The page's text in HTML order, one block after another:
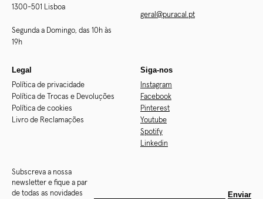
1300-501 Lisboa
Segunda a Domingo, das 10h às
19h
geral@puracal.pt
Legal
Política de privacidade
Política de Trocas e Devoluções
Política de cookies
Livro de Reclamações
Siga-nos
Instagram
Facebook
Pinterest
Youtube
Spotify
Linkedin
Subscreva a nossa
newsletter e fique a par
de todas as novidades
Enviar